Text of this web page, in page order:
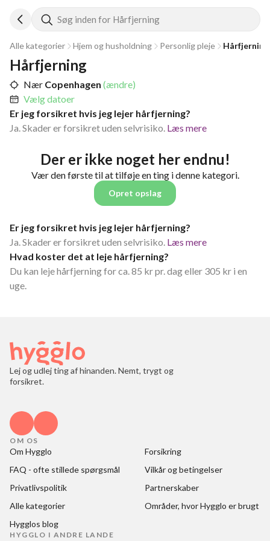
Søg inden for Hårfjerning
Alle kategorier Hjem og husholdning Personlig pleje Hårfjerning
Hårfjerning
Nær Copenhagen (ændre)
Vælg datoer
Er jeg forsikret hvis jeg lejer hårfjerning?
Ja. Skader er forsikret uden selvrisiko. Læs mere
Der er ikke noget her endnu!
Vær den første til at tilføje en ting i denne kategori.
Opret opslag
Er jeg forsikret hvis jeg lejer hårfjerning?
Ja. Skader er forsikret uden selvrisiko. Læs mere
Hvad koster det at leje hårfjerning?
Du kan leje hårfjerning for ca. 85 kr pr. dag eller 305 kr i en
uge.
Lej og udlej ting af hinanden. Nemt, trygt og
forsikret.
OM OS
Om Hygglo
Forsikring
FAQ - ofte stillede spørgsmål
Vilkår og betingelser
Privatlivspolitik
Partnerskaber
Alle kategorier
Områder, hvor Hygglo er brugt
Hygglos blog
HYGGLO I ANDRE LANDE